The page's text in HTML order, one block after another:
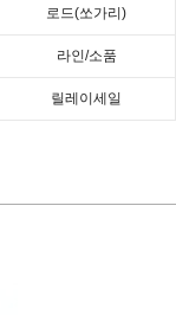
로드(쏘가리)
라인/소품
릴레이세일